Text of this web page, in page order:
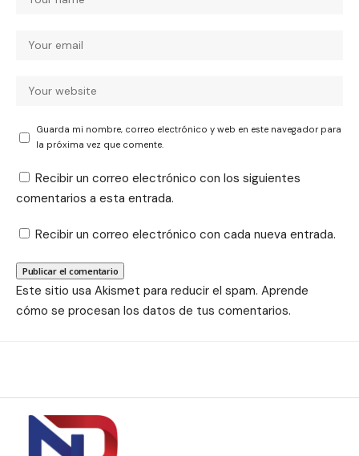
Guarda mi nombre, correo electrónico y web en este navegador para
la próxima vez que comente.
Recibir un correo electrónico con los siguientes
comentarios a esta entrada.
Recibir un correo electrónico con cada nueva entrada.
Este sitio usa Akismet para reducir el spam. Aprende
cómo se procesan los datos de tus comentarios.